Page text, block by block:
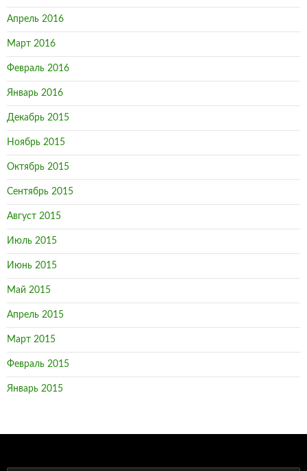
Апрель 2016
Март 2016
Февраль 2016
Январь 2016
Декабрь 2015
Ноябрь 2015
Октябрь 2015
Сентябрь 2015
Август 2015
Июль 2015
Июнь 2015
Май 2015
Апрель 2015
Март 2015
Февраль 2015
Январь 2015